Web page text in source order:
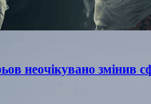
неочікувано змінив